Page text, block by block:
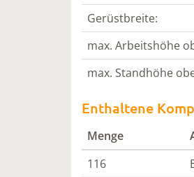
Gerüstbreite:
max. Arbeitshöhe
max. Standhöhe
Enthaltene
Menge
116